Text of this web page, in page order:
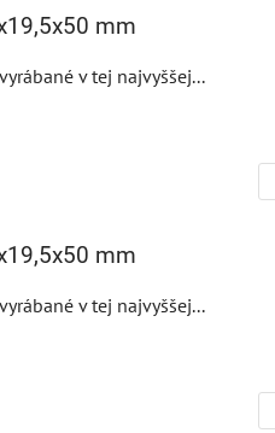
mm
v tej najvyššej...
mm
v tej najvyššej...